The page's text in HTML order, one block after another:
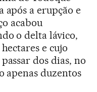
a erupção e
acabou
o delta lávico,
e cujo
dos dias, no
apenas duzentos